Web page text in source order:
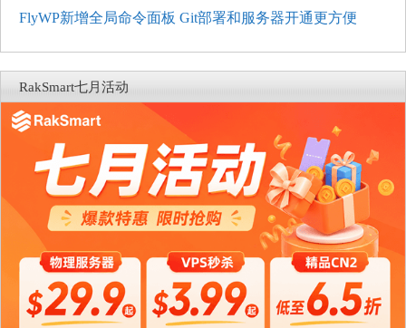
FlyWP新增全局命令面板 Git部署和服务器开通更方便
RakSmart七月活动